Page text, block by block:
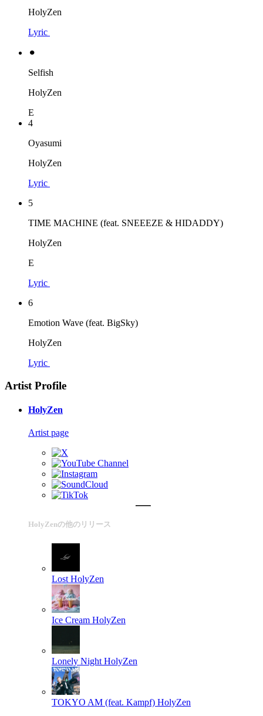
HolyZen
Lyric
⚫︎
Selfish
HolyZen
E
4
Oyasumi
HolyZen
Lyric
5
TIME MACHINE (feat. SNEEEZE & HIDADDY)
HolyZen
E
Lyric
6
Emotion Wave (feat. BigSky)
HolyZen
Lyric
Artist Profile
HolyZen
Artist page
HolyZenの他のリリース
Lost HolyZen
Ice Cream HolyZen
Lonely Night HolyZen
TOKYO AM (feat. Kampf) HolyZen